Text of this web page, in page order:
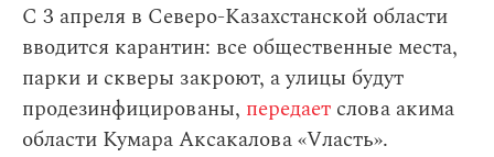
С 3 апреля в Северо-Казахстанской области
вводится карантин: все общественные места,
парки и скверы закроют, а улицы будут
продезинфицированы, передает слова акима
области Кумара Аксакалова «Vласть».